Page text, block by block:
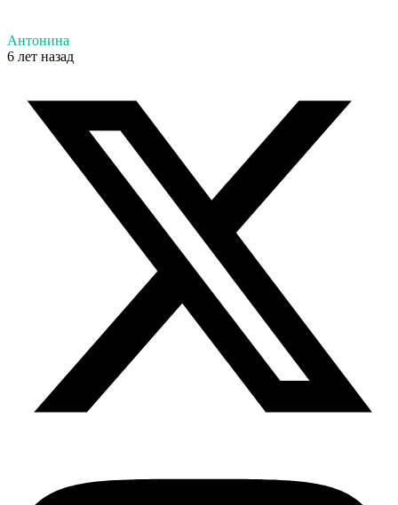
Антонина
6 лет назад